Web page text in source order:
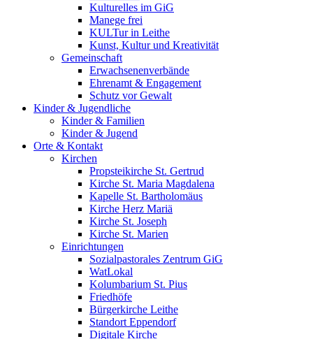
Kulturelles im GiG
Manege frei
KULTur in Leithe
Kunst, Kultur und Kreativität
Gemeinschaft
Erwachsenenverbände
Ehrenamt & Engagement
Schutz vor Gewalt
Kinder & Jugendliche
Kinder & Familien
Kinder & Jugend
Orte & Kontakt
Kirchen
Propsteikirche St. Gertrud
Kirche St. Maria Magdalena
Kapelle St. Bartholomäus
Kirche Herz Mariä
Kirche St. Joseph
Kirche St. Marien
Einrichtungen
Sozialpastorales Zentrum GiG
WatLokal
Kolumbarium St. Pius
Friedhöfe
Bürgerkirche Leithe
Standort Eppendorf
Digitale Kirche